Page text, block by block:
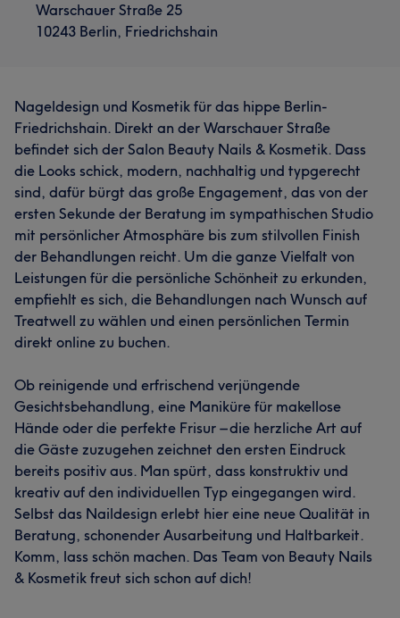
Warschauer Straße 25
10243 Berlin, Friedrichshain
Nageldesign und Kosmetik für das hippe Berlin-
Friedrichshain. Direkt an der Warschauer Straße
befindet sich der Salon Beauty Nails & Kosmetik. Dass
die Looks schick, modern, nachhaltig und typgerecht
sind, dafür bürgt das große Engagement, das von der
ersten Sekunde der Beratung im sympathischen Studio
mit persönlicher Atmosphäre bis zum stilvollen Finish
der Behandlungen reicht. Um die ganze Vielfalt von
Leistungen für die persönliche Schönheit zu erkunden,
empfiehlt es sich, die Behandlungen nach Wunsch auf
Treatwell zu wählen und einen persönlichen Termin
direkt online zu buchen.
Ob reinigende und erfrischend verjüngende
Gesichtsbehandlung, eine Maniküre für makellose
Hände oder die perfekte Frisur – die herzliche Art auf
die Gäste zuzugehen zeichnet den ersten Eindruck
bereits positiv aus. Man spürt, dass konstruktiv und
kreativ auf den individuellen Typ eingegangen wird.
Selbst das Naildesign erlebt hier eine neue Qualität in
Beratung, schonender Ausarbeitung und Haltbarkeit.
Komm, lass schön machen. Das Team von Beauty Nails
& Kosmetik freut sich schon auf dich!